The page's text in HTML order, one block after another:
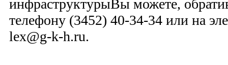
инфраструктурыВы можете,
телефону (3452) 40-34-34 или на
lex@g-k-h.ru.